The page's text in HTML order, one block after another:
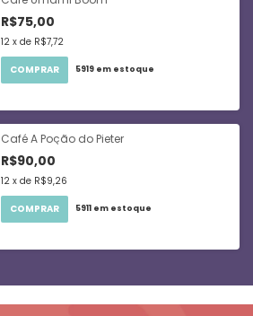
R$75,00
12 x de R$7,72
COMPRAR 5919 em estoque
Café A Poção do Pieter
R$90,00
12 x de R$9,26
COMPRAR 5911 em estoque